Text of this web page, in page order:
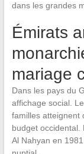
dans les grandes
Émirats
mariage
Dans les pays du
affichage social.
familles atteignent
budget occidental.
Al Nahyan en